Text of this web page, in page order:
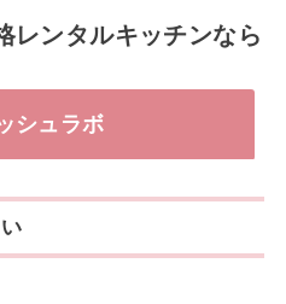
レンタルキッチンなら
シュラボ